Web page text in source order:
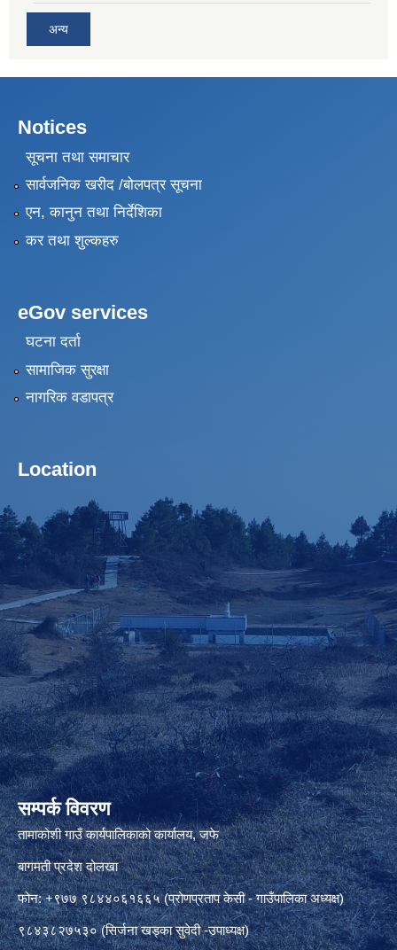
अन्य
Notices
सूचना तथा समाचार
सार्वजनिक खरीद /बोलपत्र सूचना
एन, कानुन तथा निर्देशिका
कर तथा शुल्कहरु
eGov services
घटना दर्ता
सामाजिक सुरक्षा
नागरिक वडापत्र
Location
सम्पर्क विवरण
तामाकोशी गाउँ कार्यपालिकाको कार्यालय, जफे
बागमती प्रदेश दोलखा
फोन: +९७७ ९८४४०६१६६५ (प्रोणप्रताप केसी - गाउँपालिका अध्यक्ष)
९८४३८२७५३० (सिर्जना खड्का सुवेदी -उपाध्यक्ष)